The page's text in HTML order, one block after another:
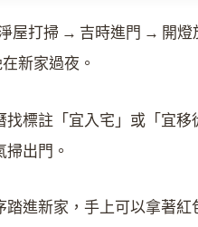
屋打掃 → 吉時進門 → 開
新家過夜。
找標註「宜入宅」或「宜
出門。
踏進新家，手上可以拿著紅